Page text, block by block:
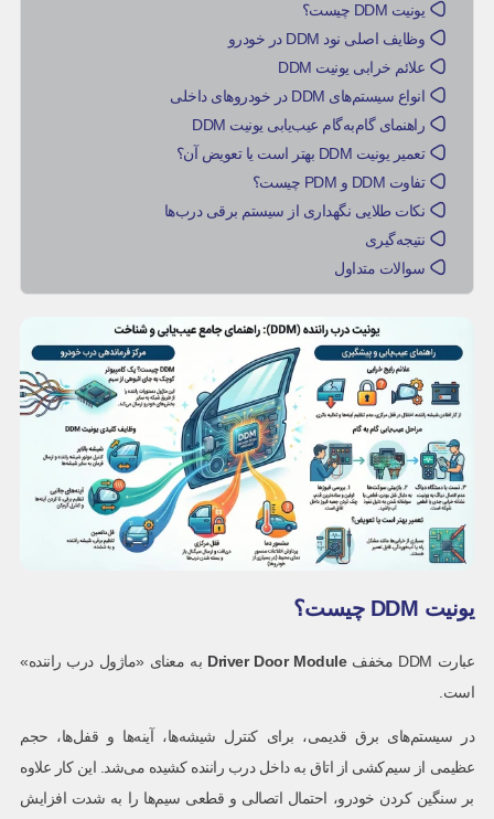
یونیت DDM چیست؟
وظایف اصلی نود DDM در خودرو
علائم خرابی یونیت DDM
انواع سیستم‌های DDM در خودروهای داخلی
راهنمای گام‌به‌گام عیب‌یابی یونیت DDM
تعمیر یونیت DDM بهتر است یا تعویض آن؟
تفاوت DDM و PDM چیست؟
نکات طلایی نگهداری از سیستم برقی درب‌ها
نتیجه‌گیری
سوالات متداول
یونیت DDM چیست؟
عبارت DDM مخفف Driver Door Module به معنای «ماژول درب راننده»
است.
در سیستم‌های برق قدیمی، برای کنترل شیشه‌ها، آینه‌ها و قفل‌ها، حجم
عظیمی از سیم‌کشی از اتاق به داخل درب راننده کشیده می‌شد. این کار علاوه
بر سنگین کردن خودرو، احتمال اتصالی و قطعی سیم‌ها را به شدت افزایش